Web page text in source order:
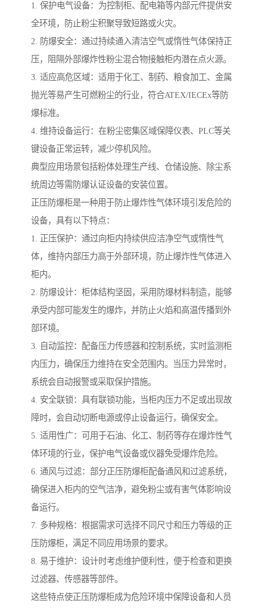
1. 保护电气设备：为控制柜、配电箱等内部元件提供安
全环境，防止粉尘积聚导致短路或火灾。
2. 防爆安全：通过持续通入清洁空气或惰性气体保持正
压，阻隔外部爆炸性粉尘混合物接触柜内潜在点火源。
3. 适应高危区域：适用于化工、制药、粮食加工、金属
抛光等易产生可燃粉尘的行业，符合ATEX/IECEx等防
爆标准。
4. 维持设备运行：在粉尘密集区域保障仪表、PLC等关
键设备正常运转，减少停机风险。
典型应用场景包括粉体处理生产线、仓储设施、除尘系
统周边等需防爆认证设备的安装位置。
正压防爆柜是一种用于防止爆炸性气体环境引发危险的
设备，具有以下特点：
1. 正压保护：通过向柜内持续供应洁净空气或惰性气
体，维持内部压力高于外部环境，防止爆炸性气体进入
柜内。
2. 防爆设计：柜体结构坚固，采用防爆材料制造，能够
承受内部可能发生的爆炸，并防止火焰和高温传播到外
部环境。
3. 自动监控：配备压力传感器和控制系统，实时监测柜
内压力，确保压力维持在安全范围内。当压力异常时，
系统会自动报警或采取保护措施。
4. 安全联锁：具有联锁功能，当柜内压力不足或出现故
障时，会自动切断电源或停止设备运行，确保安全。
5. 适用性广：可用于石油、化工、制药等存在爆炸性气
体环境的行业，保护电气设备或仪器免受爆炸危险。
6. 通风与过滤：部分正压防爆柜配备通风和过滤系统，
确保进入柜内的空气洁净，避免粉尘或有害气体影响设
备运行。
7. 多种规格：根据需求可选择不同尺寸和压力等级的正
压防爆柜，满足不同应用场景的要求。
8. 易于维护：设计时考虑维护便利性，便于检查和更换
过滤器、传感器等部件。
这些特点使正压防爆柜成为危险环境中保障设备和人员